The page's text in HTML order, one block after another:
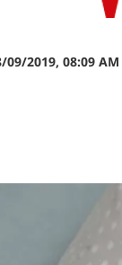
09/2019, 08:09 AM